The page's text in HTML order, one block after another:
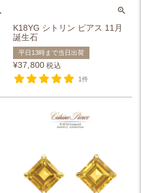
K18YG シトリン ピアス 11月
誕生石
平日13時まで当日出荷
¥37,800 税込
1件